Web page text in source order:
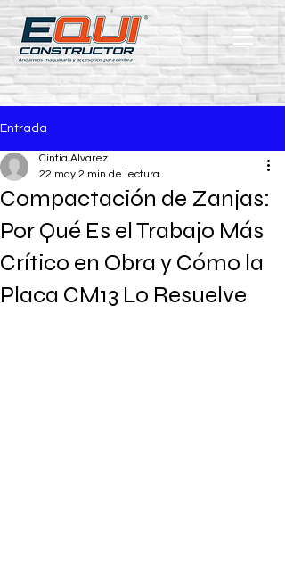
Entrada
Compactación de Zanjas:
Por Qué Es el Trabajo Más
Crítico en Obra y Cómo la
Placa CM13 Lo Resuelve
Cintia Alvarez
22 may 2 min de lectura